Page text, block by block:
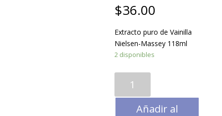
$36.00
Extracto puro de Vainilla
Nielsen-Massey 118ml
2 disponibles
de
Añadir al